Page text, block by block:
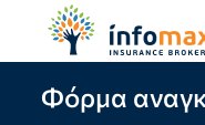
Φόρμα